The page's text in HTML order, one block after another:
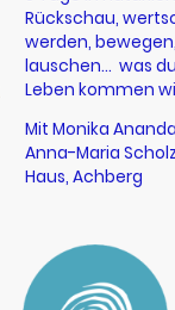
Rückschau,
werden,
lauschen... was
Leben kommen
Mit Monika
Anna-Maria
Haus, Achberg